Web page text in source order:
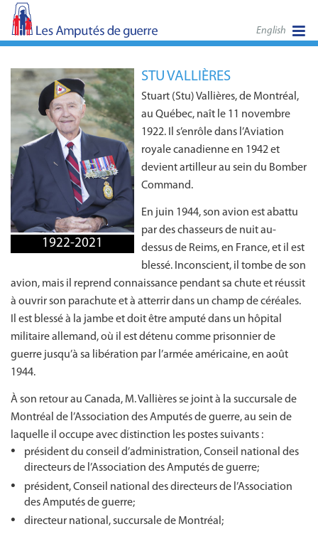
English
1922-2021
STU VALLIÈRES
Stuart (Stu) Vallières, de Montréal,
au Québec, naît le 11 novembre
1922. Il s’enrôle dans l’Aviation
royale canadienne en 1942 et
devient artilleur au sein du Bomber
Command.
En juin 1944, son avion est abattu
par des chasseurs de nuit au-
dessus de Reims, en France, et il est
blessé. Inconscient, il tombe de son
avion, mais il reprend connaissance pendant sa chute et réussit
à ouvrir son parachute et à atterrir dans un champ de céréales.
Il est blessé à la jambe et doit être amputé dans un hôpital
militaire allemand, où il est détenu comme prisonnier de
guerre jusqu’à sa libération par l’armée américaine, en août
1944.
À son retour au Canada, M. Vallières se joint à la succursale de
Montréal de l’Association des Amputés de guerre, au sein de
laquelle il occupe avec distinction les postes suivants :
président du conseil d’administration, Conseil national des
directeurs de l’Association des Amputés de guerre;
président, Conseil national des directeurs de l’Association
des Amputés de guerre;
directeur national, succursale de Montréal;